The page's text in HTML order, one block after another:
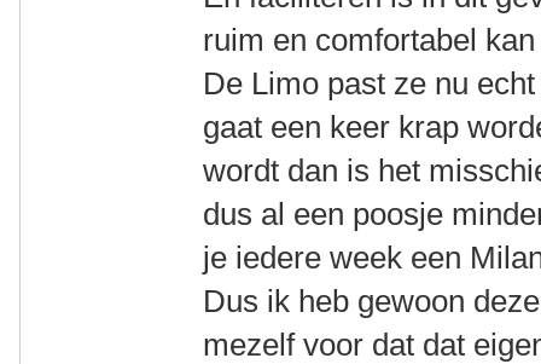
ruim en comfortabel
De Limo past ze nu
gaat een keer krap
wordt dan is het
dus al een poosje
je iedere week een
Dus ik heb gewoon
mezelf voor dat dat